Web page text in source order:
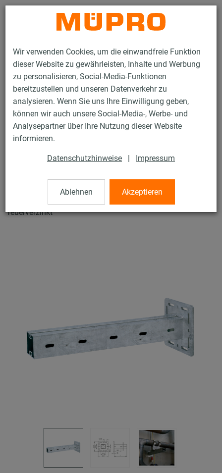
Wir verwenden Cookies, um die einwandfreie Funktion
dieser Website zu gewährleisten, Inhalte und Werbung
zu personalisieren, Social-Media-Funktionen
bereitzustellen und unseren Datenverkehr zu
analysieren. Wenn Sie uns Ihre Einwilligung geben,
können wir auch unsere Social-Media-, Werbe- und
Analysepartner über Ihre Nutzung dieser Website
informieren.
Datenschutzhinweise | Impressum
Ablehnen Akzeptieren
Kontakt
Produkte Befestigungstechnik
Lüftungsbefestigung
Feuerverzinkte Produkte für die Lüftungsbefestigung
MPT-Konsolen Q100
MPT-Konsolen Q100
feuerverzinkt